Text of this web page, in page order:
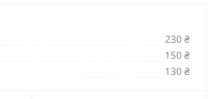
230 ₴
150 ₴
130 ₴